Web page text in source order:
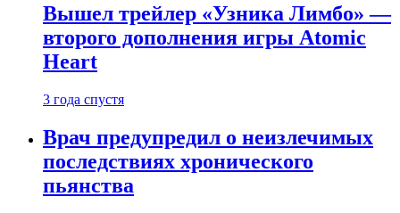
Вышел трейлер «Узника Лимбо» —
второго дополнения игры Atomic
Heart
3 года спустя
Врач предупредил о неизлечимых
последствиях хронического
пьянства